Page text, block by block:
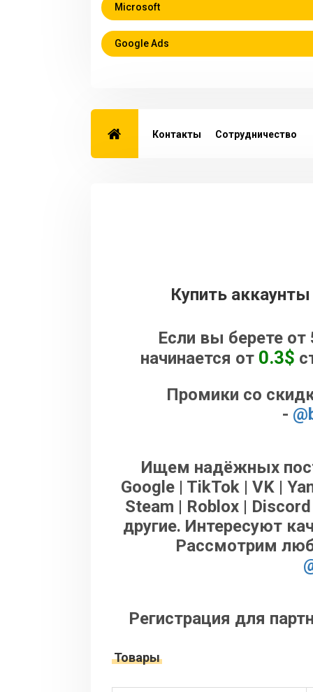
Microsoft
Google Ads
Контакты Сотрудничество
Купить
Если вы берете от
начинается от 0.3$
Промики со
-
Ищем надёжных
Google | TikTok | VK |
Steam | Roblox |
другие. Интересуют
Рассмотрим
Регистрация для
Товары